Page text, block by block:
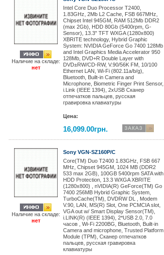
Наличие на складе:
нет
Intel Core Duo Processor T2400,
1.83GHz, 2Mb L2 Cache, FSB 667MHz,
Chipset Intel 945GM, RAM 512Mb DDR2
(max 2Gb), HDD 80Gb (5400rpm, G-
Sensor), 13.3" TFT WXGA (1280x800)
XBRITE technology, Hybrid Graphic
System: NVIDIA GeForce Go 7400 128Mb
and Intel Graphics Media Accelerator 950
128Mb, DVD+R Double Layer with
DVD±RW/CD-RW, V.90/56K FM, 10/100
Ethernet LAN, Wi-Fi (802.11a/b/g),
Bluetooth, Built-in Camera and
Microphone, Biometric Finger Print Sensor,
i.Link (IEEE 1394), 2xUSB Сканер
отпечатков пальцев, русская
гравировка клавиатуры
Цена:
16,099.00грн.
Наличие на складе:
нет
Sony VGN-SZ160P/C
Core(TM) Duo T2400 1.83GHz, FSB 667
MHz, Chipset 945GM, 1024 MB (DDR2
533 max 2GB), 100GB 5400rpm SATA with
HDD Protection, 13.3 WXGA XBRITE
(1280x800) , nVIDIA(R) GeForce(TM) Go
7400 256MB Hybrid Graphic System,
TurboCache(TM), DVDRW DL , Modem
V.90, LAN, MS(R) Slot, One PCMCIA slot,
VGA out w/ Smart Display Sensor(TM),
i.LINK(R) (IEEE 1394), 2*USB 2.0, 7.0
часов , Wi-Fi 2200BG, Bluetooth, Built-in
Camera and microphone, Trusted Platform
Module (TPM), Сканер отпечатков
пальцев, русская гравировка
клавиатуры